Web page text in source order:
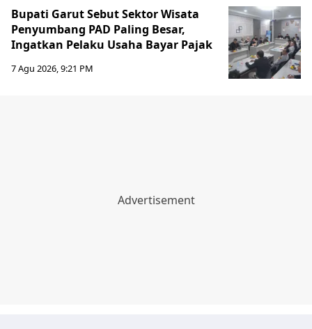
Bupati Garut Sebut Sektor Wisata
Penyumbang PAD Paling Besar,
Ingatkan Pelaku Usaha Bayar Pajak
7 Agu 2026, 9:21 PM